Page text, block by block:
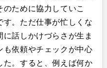
ために協力していこ
す。ただ仕事が忙しくな
話しかけづらさが生ま
も依頼やチェックが中心
た。すると、例えば何か